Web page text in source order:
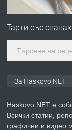
ПРЕДЛАГА
Тарти със
За Haskovo.NET
Haskovo.NET е
Всички статии,
графични и видео